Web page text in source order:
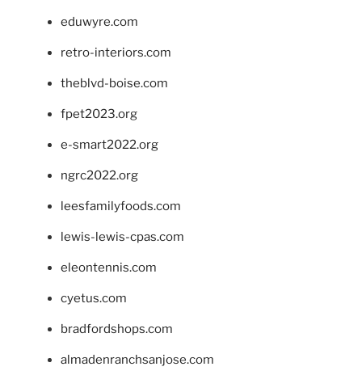
eduwyre.com
retro-interiors.com
theblvd-boise.com
fpet2023.org
e-smart2022.org
ngrc2022.org
leesfamilyfoods.com
lewis-lewis-cpas.com
eleontennis.com
cyetus.com
bradfordshops.com
almadenranchsanjose.com